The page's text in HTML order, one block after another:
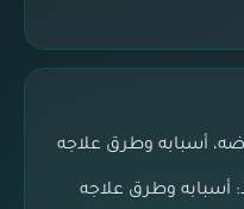
أسبابه وطرق علاجه
أسبابه وطرق علاجه